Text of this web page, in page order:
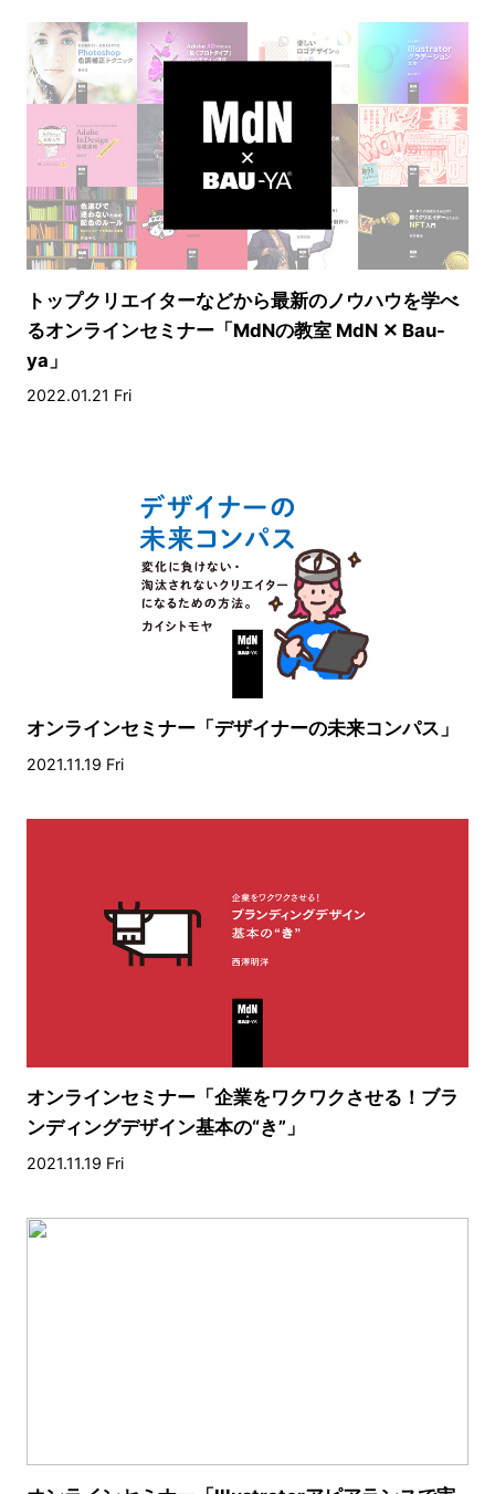
トップクリエイターなどから最新のノウハウを学べ
るオンラインセミナー「MdNの教室 MdN ✕ Bau-
ya」
2022.01.21 Fri
オンラインセミナー「デザイナーの未来コンパス」
2021.11.19 Fri
オンラインセミナー「企業をワクワクさせる！ブラ
ンディングデザイン基本の“き”」
2021.11.19 Fri